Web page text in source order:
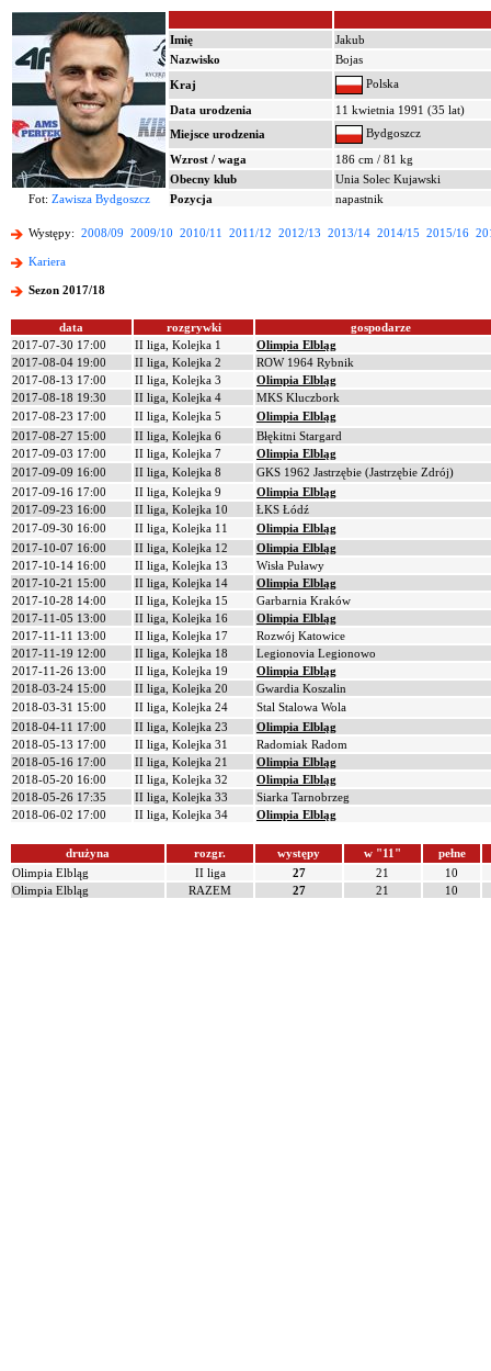
Imię
Jakub
Nazwisko
Bojas
Kraj
Polska
Data urodzenia
11 kwietnia 1991 (35 lat)
Miejsce urodzenia
Bydgoszcz
Wzrost / waga
186 cm / 81 kg
Obecny klub
Unia Solec Kujawski
Fot: Zawisza Bydgoszcz Pozycja napastnik
Występy: 2008/09 2009/10 2010/11 2011/12 2012/13 2013/14 2014/15 2015/16
Kariera
Sezon 2017/18
data rozgrywki
gospodarze
2017-07-30 17:00
II liga, Kolejka 1
Olimpia Elbląg
2017-08-04 19:00
II liga, Kolejka 2
ROW 1964 Rybnik
2017-08-13 17:00
II liga, Kolejka 3
Olimpia Elbląg
2017-08-18 19:30
II liga, Kolejka 4
MKS Kluczbork
2017-08-23 17:00
II liga, Kolejka 5
Olimpia Elbląg
2017-08-27 15:00
II liga, Kolejka 6
Błękitni Stargard
2017-09-03 17:00
II liga, Kolejka 7
Olimpia Elbląg
2017-09-09 16:00
II liga, Kolejka 8
GKS 1962 Jastrzębie (Jastrzębie Zdrój)
2017-09-16 17:00
II liga, Kolejka 9
Olimpia Elbląg
2017-09-23 16:00
II liga, Kolejka 10
ŁKS Łódź
2017-09-30 16:00
II liga, Kolejka 11
Olimpia Elbląg
2017-10-07 16:00
II liga, Kolejka 12
Olimpia Elbląg
2017-10-14 16:00
II liga, Kolejka 13
Wisła Puławy
2017-10-21 15:00
II liga, Kolejka 14
Olimpia Elbląg
2017-10-28 14:00
II liga, Kolejka 15
Garbarnia Kraków
2017-11-05 13:00
II liga, Kolejka 16
Olimpia Elbląg
2017-11-11 13:00
II liga, Kolejka 17
Rozwój Katowice
2017-11-19 12:00
II liga, Kolejka 18
Legionovia Legionowo
2017-11-26 13:00
II liga, Kolejka 19
Olimpia Elbląg
2018-03-24 15:00
II liga, Kolejka 20
Gwardia Koszalin
2018-03-31 15:00
II liga, Kolejka 24
Stal Stalowa Wola
2018-04-11 17:00
II liga, Kolejka 23
Olimpia Elbląg
2018-05-13 17:00
II liga, Kolejka 31
Radomiak Radom
2018-05-16 17:00
II liga, Kolejka 21
Olimpia Elbląg
2018-05-20 16:00
II liga, Kolejka 32
Olimpia Elbląg
2018-05-26 17:35
II liga, Kolejka 33
Siarka Tarnobrzeg
2018-06-02 17:00
II liga, Kolejka 34 Olimpia Elbląg
drużyna rozgr. występy w "11"
pełne
Olimpia Elbląg
II liga 27 21
10
Olimpia Elbląg
RAZEM 27 21 10